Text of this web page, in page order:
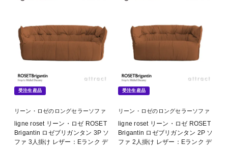
受注生産品
リーン・ロゼのロングセラーソファ
ligne roset リーン・ロゼ ROSET
Brigantin ロゼブリガンタン 3P ソ
ファ 3人掛け レザー：Eランク デ
受注生産品
リーン・ロゼのロングセラーソファ
ligne roset リーン・ロゼ ROSET
Brigantin ロゼブリガンタン 2P ソ
ファ 2人掛け レザー：Eランク デ